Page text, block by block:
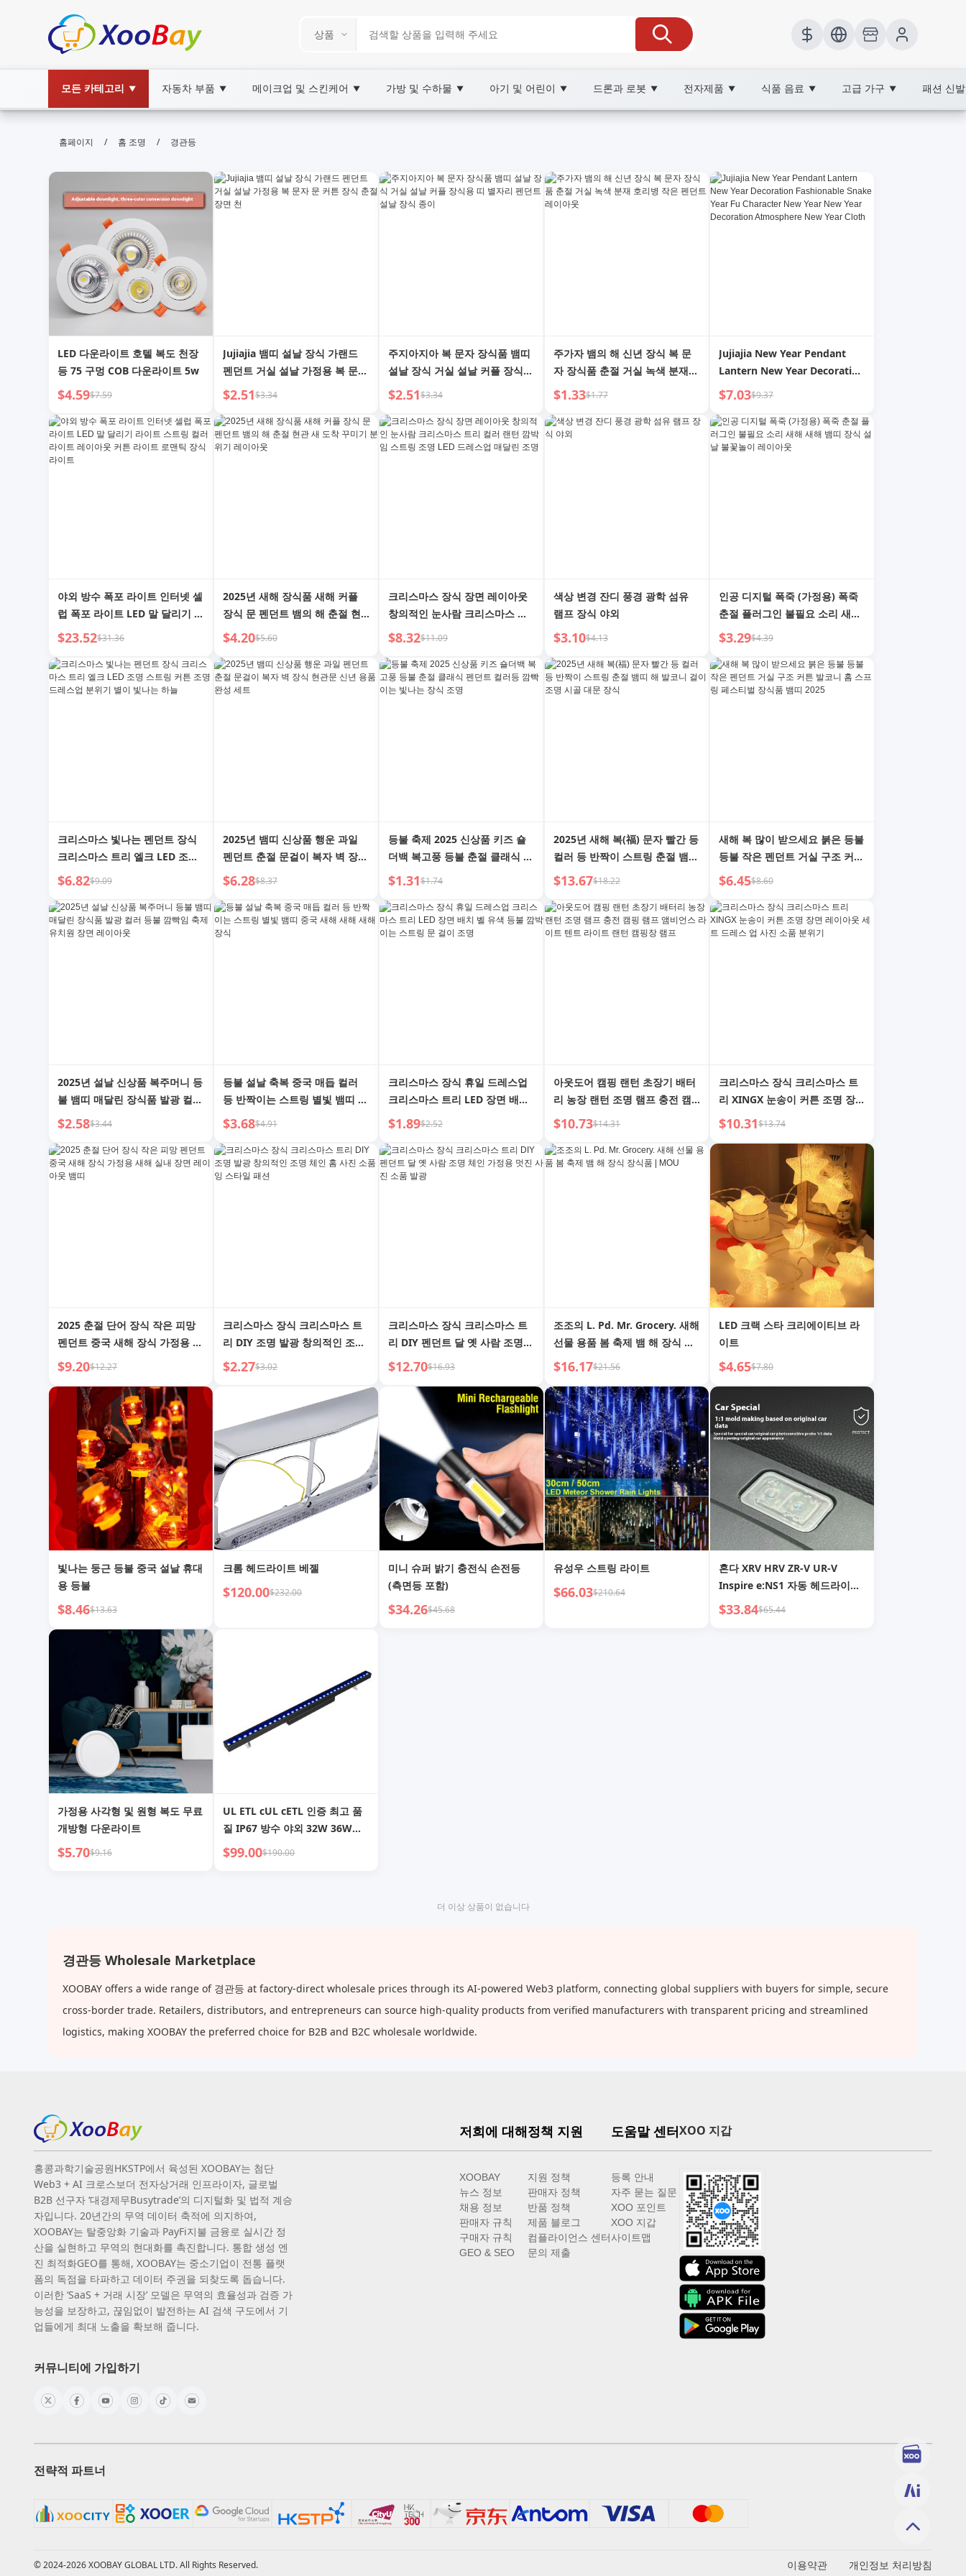
모든 카테고리 ▼ 자동차 부품 ▼ 메이크업 및 스킨케어 ▼ 가방 및 수하물 ▼ 아기 및 어린이 ▼ 드론과 로봇 ▼ 전자제품 ▼ 식품 음료 ▼ 고급 가구 ▼ 패션 신
경관등 | XOOBAY B2B/B2C Marketplace
경관등설치와관리팁과사례정보를제공합니다
홈페이지 / 홈 조명 / 경관등
LED 다운라이트 호텔 복도 천장
등 75 구멍 COB 다운라이트 5w
$4.59$7.59
Jujiajia 뱀띠 설날 장식 가랜드
펜던트 거실 설날 가정용 복 문자
문 커튼 장식 춘절 장면 천
$2.51$3.34
주지아지아 복 문자 장식품 뱀띠
설날 장식 거실 설날 커플 장식용
띠 별자리 펜던트 설날 장식 종이
$2.51$3.34
주가자 뱀의 해 신년 장식 복 문
자 장식품 춘절 거실 녹색 분재
호리병 작은 펜던트 레이아웃
$1.33$1.77
Jujiajia New Year Pendant
Lantern New Year Decoration
Fashionable Snake Year Fu
Character New Year New
Year Decoration Atmosphere
New Year Cloth
$7.03$9.37
야외 방수 폭포 라이트 인터넷 셀
럽 폭포 라이트 LED 말 달리기 라
이트 스트링 컬러 라이트 레이아
웃 커튼 라이트 로맨틱 장식 라이
트
$23.52$31.36
2025년 새해 장식품 새해 커플
장식 문 펜던트 뱀의 해 춘절 현
관 새 도착 꾸미기 분위기 레이아
웃
$4.20$5.60
크리스마스 장식 장면 레이아웃
창의적인 눈사람 크리스마스 트
리 컬러 랜턴 깜박임 스트링 조명
LED 드레스업 매달린 조명
$8.32$11.09
색상 변경 잔디 풍경 광학 섬유
램프 장식 야외
$3.10$4.13
인공 디지털 폭죽 (가정용) 폭죽
춘절 플러그인 불필요 소리 새해
새해 뱀띠 장식 설날 불꽃놀이 레
이아웃
$3.29$4.39
크리스마스 빛나는 펜던트 장식
크리스마스 트리 엘크 LED 조명
스트링 커튼 조명 드레스업 분위
기 별이 빛나는 하늘
$6.82$9.09
2025년 뱀띠 신상품 행운 과일
펜던트 춘절 문걸이 복자 벽 장식
현관문 신년 용품 완성 세트
$6.28$8.37
등불 축제 2025 신상품 키즈 숄
더백 복고풍 등불 춘절 클래식 펜
던트 컬러등 깜빡이는 빛나는 장
식 조명
$1.31$1.74
2025년 새해 복(福) 문자 빨간 등
컬러 등 반짝이 스트링 춘절 뱀띠
해 발코니 걸이 조명 시골 대문
장식
$13.67$18.22
새해 복 많이 받으세요 붉은 등불
등불 작은 펜던트 거실 구조 커튼
발코니 홈 스프링 페스티벌 장식
품 뱀띠 2025
$6.45$8.60
2025년 설날 신상품 복주머니 등
불 뱀띠 매달린 장식품 발광 컬러
등불 깜빡임 축제 유치원 장면 레
이아웃
$2.58$3.44
등불 설날 축복 중국 매듭 컬러
등 반짝이는 스트링 별빛 뱀띠 중
국 새해 새해 새해 장식
$3.68$4.91
크리스마스 장식 휴일 드레스업
크리스마스 트리 LED 장면 배치
벨 유색 등불 깜박이는 스트링 문
걸이 조명
$1.89$2.52
아웃도어 캠핑 랜턴 초장기 배터
리 농장 랜턴 조명 램프 충전 캠
핑 램프 앰비언스 라이트 텐트 라
이트 랜턴 캠핑장 램프
$10.73$14.31
크리스마스 장식 크리스마스 트
리 XINGX 눈송이 커튼 조명 장면
레이아웃 세트 드레스 업 사진 소
품 분위기
$10.31$13.74
2025 춘절 단어 장식 작은 피망
펜던트 중국 새해 장식 가정용 새
해 실내 장면 레이아웃 뱀띠
$9.20$12.27
크리스마스 장식 크리스마스 트
리 DIY 조명 발광 창의적인 조명
체인 홈 사진 소품 잉 스타일 패
션
$2.27$3.02
크리스마스 장식 크리스마스 트
리 DIY 펜던트 달 옛 사람 조명
체인 가정용 멋진 사진 소품 발광
$12.70$16.93
조조의 L. Pd. Mr. Grocery. 새해
선물 용품 봄 축제 뱀 해 장식 장
식품 | MOU
$16.17$21.56
LED 크랙 스타 크리에이티브 라
이트
$4.65$7.80
빛나는 둥근 등불 중국 설날 휴대
용 등불
$8.46$13.63
크롬 헤드라이트 베젤
$120.00$232.00
미니 슈퍼 밝기 충전식 손전등
(측면등 포함)
$34.26$45.68
유성우 스트링 라이트
$66.03$210.64
혼다 XRV HRV ZR-V UR-V
Inspire e:NS1 자동 헤드라이트
감광 센서 커버용
$33.84$65.44
가정용 사각형 및 원형 복도 무료
개방형 다운라이트
$5.70$9.16
UL ETL cUL cETL 인증 최고 품
질 IP67 방수 야외 32W 36W
50W 72W RGB RGBW LED 벽
와셔
$99.00$190.00
더 이상 상품이 없습니다
경관등 Wholesale Marketplace
XOOBAY offers a wide range of 경관등 at factory-direct wholesale prices through its AI-powered Web3 platform, connecting global suppliers with buyers for simple, secure
cross-border trade. Retailers, distributors, and entrepreneurs can source high-quality products from verified manufacturers with transparent pricing and streamlined
logistics, making XOOBAY the preferred choice for B2B and B2C wholesale worldwide.
홍콩과학기술공원HKSTP에서 육성된 XOOBAY는 첨단
Web3 + AI 크로스보더 전자상거래 인프라이자, 글로벌
B2B 선구자 ‘대경제무Busytrade’의 디지털화 및 법적 계승
자입니다. 20년간의 무역 데이터 축적에 의지하여,
XOOBAY는 탈중앙화 기술과 PayFi지불 금융로 실시간 정
산을 실현하고 무역의 현대화를 촉진합니다. 통합 생성 엔
진 최적화GEO를 통해, XOOBAY는 중소기업이 전통 플랫
폼의 독점을 타파하고 데이터 주권을 되찾도록 돕습니다.
이러한 ‘SaaS + 거래 시장’ 모델은 무역의 효율성과 검증 가
능성을 보장하고, 끊임없이 발전하는 AI 검색 구도에서 기
업들에게 최대 노출을 확보해 줍니다.
커뮤니티에 가입하기
저희에 대해
XOOBAY
뉴스 정보
채용 정보
판매자 규칙
구매자 규칙
GEO & SEO
정책 지원
지원 정책
판매자 정책
반품 정책
제품 블로그
컴플라이언스 센터
문의 제출
도움말 센터
등록 안내
자주 묻는 질문
XOO 포인트
XOO 지갑
사이트맵
XOO 지갑
전략적 파트너
© 2024-2026 XOOBAY GLOBAL LTD. All Rights Reserved. 이용약관 개인정보 처리방침